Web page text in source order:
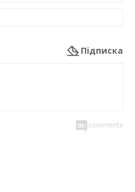
Підписка